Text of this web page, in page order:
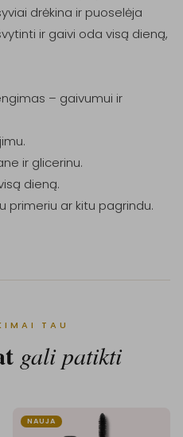
drėkina ir puoselėja
ir gaivi oda visą dieną,
– gaivumui ir
ir glicerinu.
dieną.
TAU
gali patikti
NAUJA